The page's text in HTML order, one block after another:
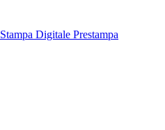
Stampa Digitale Prestampa